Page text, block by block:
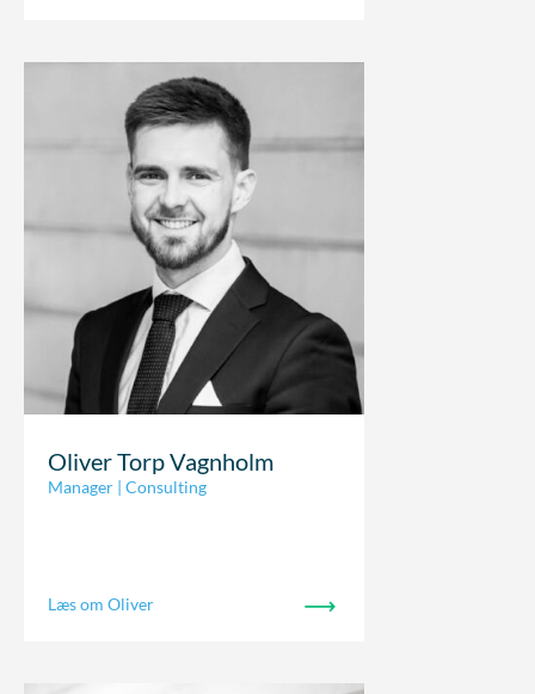
Oliver Torp Vagnholm
Manager | Consulting
Læs om Oliver